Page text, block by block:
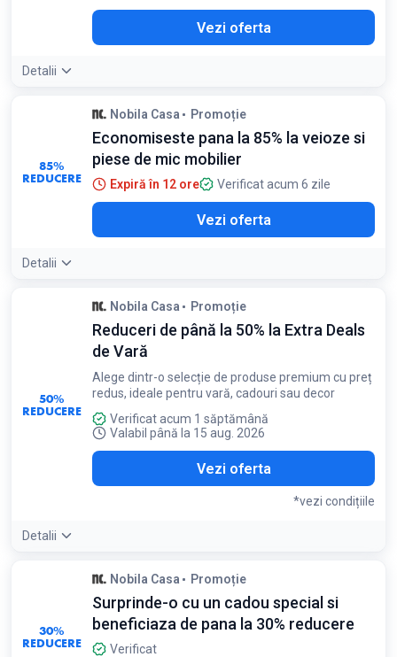
Vezi oferta
Detalii
85%
REDUCERE
Nobila Casa Promoție
Economiseste pana la 85% la veioze si
piese de mic mobilier
Expiră în 12 ore Verificat acum 6 zile
Vezi oferta
Detalii
50%
REDUCERE
Nobila Casa Promoție
Reduceri de până la 50% la Extra Deals
de Vară
Alege dintr-o selecție de produse premium cu preț
redus, ideale pentru vară, cadouri sau decor
Verificat acum 1 săptămână
Valabil până la 15 aug. 2026
Vezi oferta
*vezi condițiile
Detalii
Reducerea nu se cumulează cu codul SUN25. Stoc limitat
30%
REDUCERE
Nobila Casa Promoție
Surprinde-o cu un cadou special si
beneficiaza de pana la 30% reducere
Verificat